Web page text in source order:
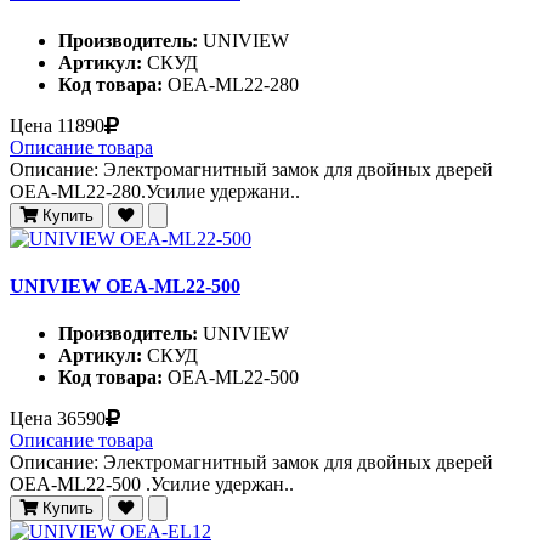
Производитель: UNIVIEW
Артикул: СКУД
Код товара: OEA-ML22-280
Цена 11890
Описание товара
Описание: Электромагнитный замок для двойных дверей
OEA-ML22-280.Усилие удержани..
Купить
UNIVIEW OEA-ML22-500
Производитель: UNIVIEW
Артикул: СКУД
Код товара: OEA-ML22-500
Цена 36590
Описание товара
Описание: Электромагнитный замок для двойных дверей
OEA-ML22-500 .Усилие удержан..
Купить